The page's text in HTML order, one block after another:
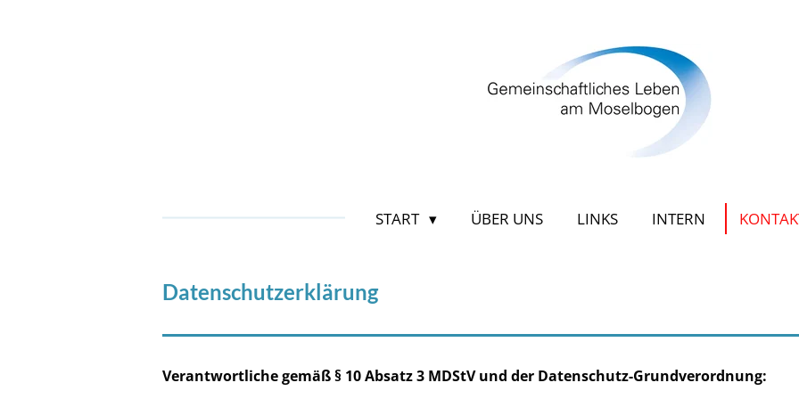
START ÜBER UNS LINKS INTERN
Datenschutzerklärung
Verantwortliche gemäß § 10 Absatz 3 MDStV und der Datenschutz-Grundverordnung: